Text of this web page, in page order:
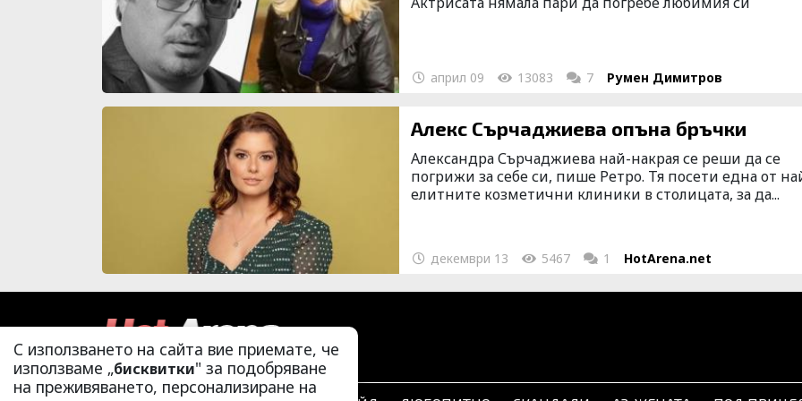
април 09 13083 7 Румен Димитров
Алекс Сърчаджиева опъна бръчки
Александра Сърчаджиева най-накрая се реши да се
погрижи за себе си, пише Ретро. Тя посети една от
елитните козметични клиники в столицата, за да...
декември 13 5467 1 HotArena.net
С използването на сайта вие приемате, че
използваме „бисквитки" за подобряване
на преживяването, персонализиране на